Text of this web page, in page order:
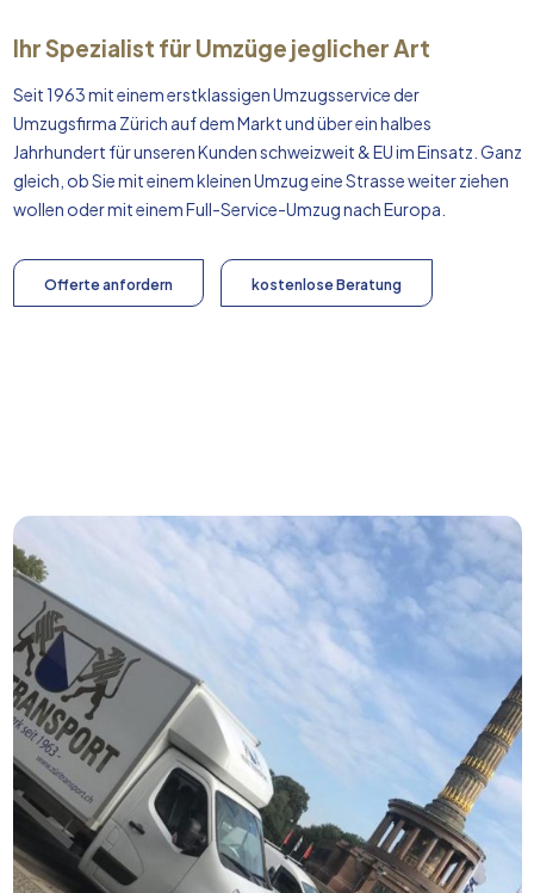
Ihr Spezialist für Umzüge jeglicher Art
Seit 1963 mit einem erstklassigen Umzugsservice der
Umzugsfirma Zürich auf dem Markt und über ein halbes
Jahrhundert für unseren Kunden schweizweit & EU im Einsatz. Ganz
gleich, ob Sie mit einem kleinen Umzug eine Strasse weiter ziehen
wollen oder mit einem Full-Service-Umzug nachEuropa
Offerte anfordern kostenlose Beratung